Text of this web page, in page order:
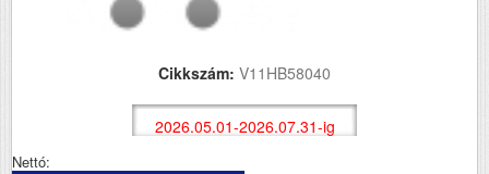
Cikkszám: V11HB58040
2026.05.01-2026.07.31-ig
Nettó: